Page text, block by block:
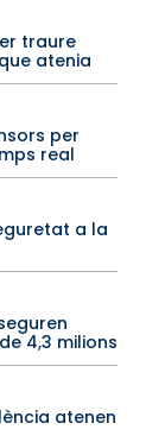
traure
atenia
per
real
a la
4,3 milions
atenen